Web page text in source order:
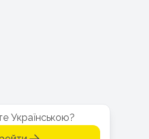
Українською?